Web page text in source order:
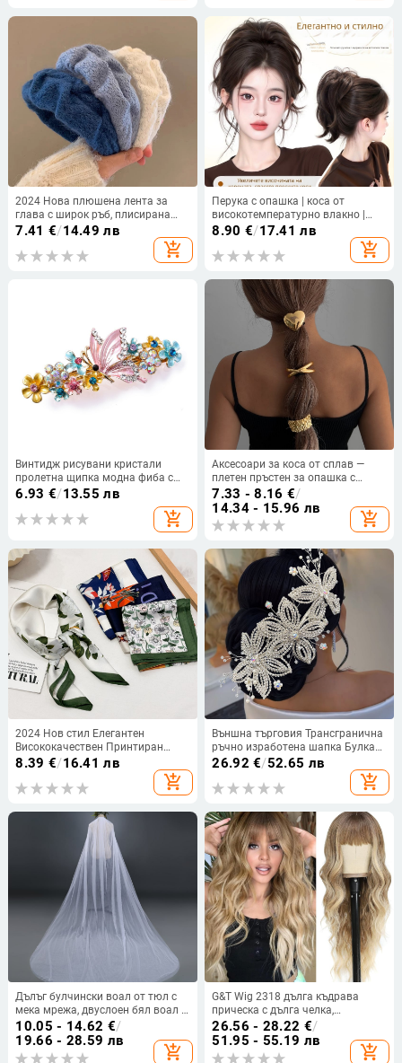
2024 Нова плюшена лента за
глава с широк ръб, плисирана
фиба, лека луксозна, модерна,
елегантна вълнена лента за
глава, универсална прическа,
7.41 €/14.49 лв
add_shopping_cart
Перука с опашка | коса от
високотемпературно влакно |
Механична обработка | Не се
боядисва и не може да се къдри |
За дами
8.90 €/17.41 лв
add_shopping_cart
Винтидж рисувани кристали
пролетна щипка модна фиба с
пеперуда цвете корейски горещи
продавани аксесоари дамски
бретон щипка
6.93 €/13.55 лв
add_shopping_cart
Аксесоари за коса от сплав —
плетен пръстен за опашка с
плисиран дизайн, стил принцеса,
висока еластичност,
електроплатина, аксесоар за
глава, есен 2024
7.33 - 8.16 €/
14.34 - 15.96 лв
add_shopping_cart
2024 Нов стил Елегантен
Висококачествен Принтиран
Копринен Шал Корейски Стил
Мода 70 Малък Квадратни Шал
Универсален Дамски
8.39 €/16.41 лв
add_shopping_cart
Външна търговия Трансгранична
ръчно изработена шапка Булка
Сватбена рокля Аксесоари за
промишленост Коса Корона
26.92 €/52.65 лв
add_shopping_cart
Дълъг булчински воал от тюл с
мека мрежа, двуслоен бял воал с
метален гребен
10.05 - 14.62 €/
19.66 - 28.59 лв
add_shopping_cart
G&T Wig 2318 дълга къдрава
прическа с дълга челка,
високотемпературна нишка, за
дами
26.56 - 28.22 €/
51.95 - 55.19 лв
add_shopping_cart